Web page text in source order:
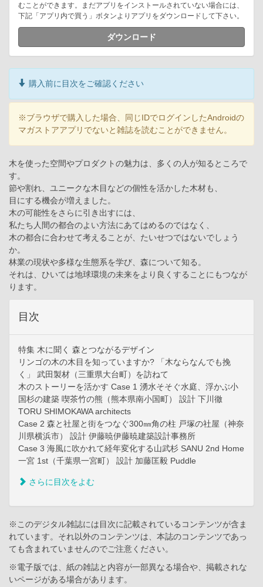
むことができます。まだアプリをインストールされていない場合には、
下記「アプリ内で買う」ボタンよりアプリをダウンロードして下さい。
ダウンロード
購入前に目次をご確認ください
※ブラウザで購入した場合、同じIDでログインしたAndroidの
マガストアアプリでないと雑誌を読むことができません。
木を使った空間やプロダクトの魅力は、多くの人が知るところで
す。
節や割れ、ユニークな木目などの個性を活かした木材も、
目にする機会が増えました。
木の可能性をさらに引き出すには、
私たち人間の都合のよい方法にあてはめるのではなく、
木の都合に合わせて考えることが、たいせつではないでしょう
か。
林業の現状や多様な生態系を学び、森について知る。
それは、ひいては地球環境の未来をより良くすることにもつなが
ります。
目次
特集 木に聞く 森とつながるデザイン
リンゴの木の木目を知っていますか? 「木ならなんでも挽
く」 武田製材（三重県大台町）を訪ねて
木のストーリーを活かす Case 1 湧水そそぐ水庭、浮かぶ小
国杉の建築 喫茶竹の熊（熊本県南小国町） 設計 下川徹
TORU SHIMOKAWA architects
Case 2 森と社屋と街をつなぐ300㎜角の柱 戸塚の社屋（神奈
川県横浜市） 設計 伊藤暁伊藤暁建築設計事務所
Case 3 海風に吹かれて経年変化する山武杉 SANU 2nd Home
一宮 1st（千葉県一宮町） 設計 加藤匡毅 Puddle
さらに目次をよむ
※このデジタル雑誌には目次に記載されているコンテンツが含ま
れています。それ以外のコンテンツは、本誌のコンテンツであっ
ても含まれていませんのでご注意ください。
※電子版では、紙の雑誌と内容が一部異なる場合や、掲載されな
いページがある場合があります。